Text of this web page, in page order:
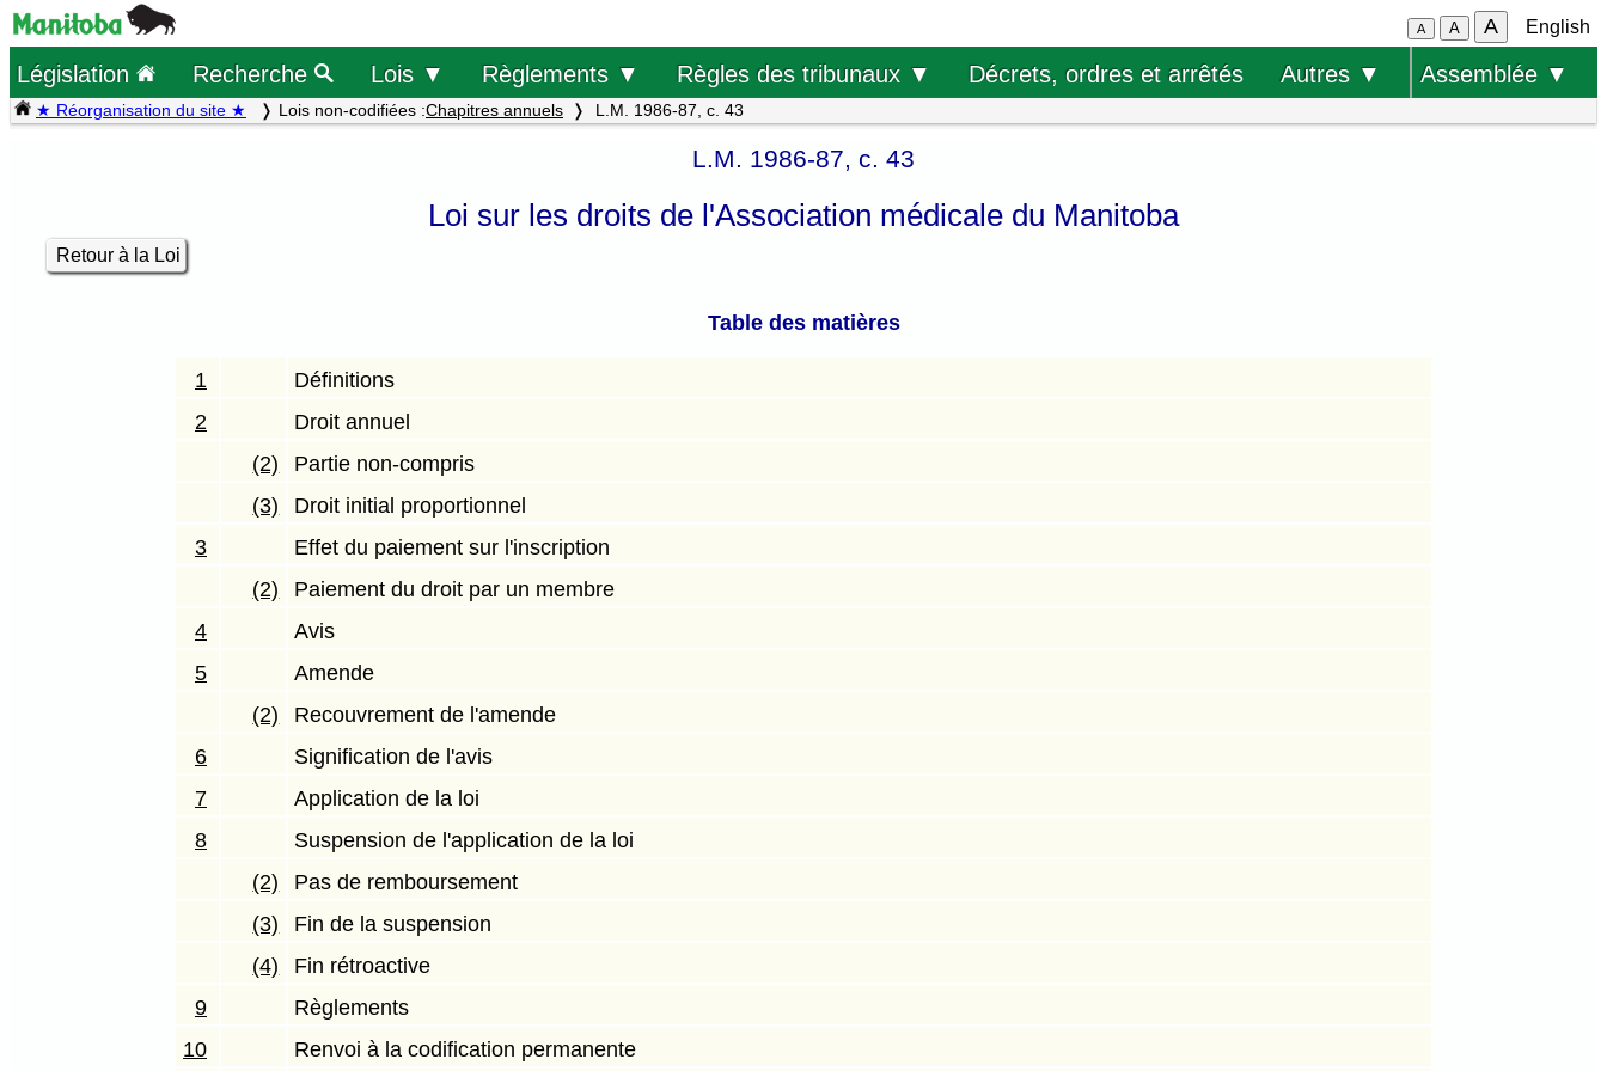
A A A English
Législation Recherche Lois ▼ Règlements ▼ Règles des tribunaux ▼ Décrets, ordres et arrêtés Autres ▼ Assemblée ▼
★ Réorganisation du site ★ Lois non-codifiées :Chapitres annuels L.M. 1986-87, c. 43
L.M. 1986-87, c. 43
Loi sur les droits de l'Association médicale du Manitoba
Retour à la Loi
Table des matières
1
Définitions
2
Droit annuel
(2)
Partie non-compris
(3)
Droit initial proportionnel
3
Effet du paiement sur l'inscription
(2)
Paiement du droit par un membre
4
Avis
5
Amende
(2)
Recouvrement de l'amende
6
Signification de l'avis
7
Application de la loi
8
Suspension de l'application de la loi
(2)
Pas de remboursement
(3)
Fin de la suspension
(4)
Fin rétroactive
9
Règlements
10
Renvoi à la codification permanente